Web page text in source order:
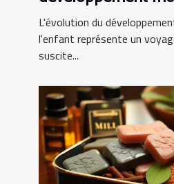
l'enfant
L'évolution du
l'enfant représente un
suscite...